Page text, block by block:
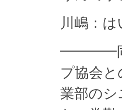
川嶋：
━━━━同
プ協会
業部の